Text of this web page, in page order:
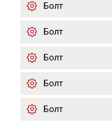
Болт
Болт
Болт
Болт
Болт